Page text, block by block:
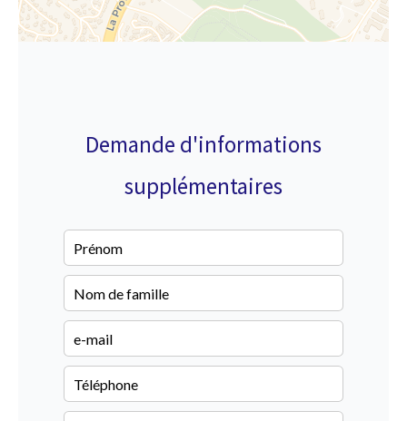
Demande d'informations
supplémentaires